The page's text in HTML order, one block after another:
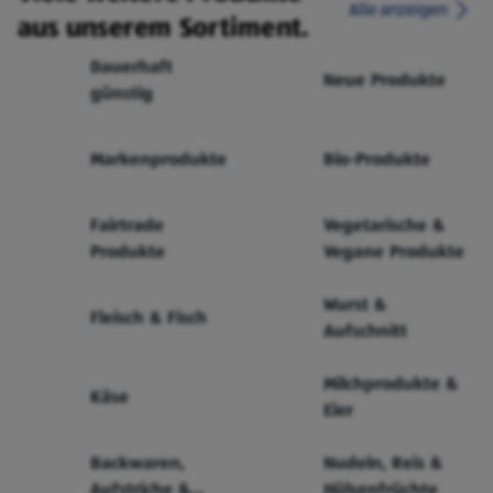
aus unserem Sortiment.
Alle anzeigen
Dauerhaft
günstig
Neue Produkte
Markenprodukte Bio-Produkte
Fairtrade
Produkte
Vegetarische &
Vegane Produkte
Fleisch & Fisch
Wurst &
Aufschnitt
Käse
Milchprodukte &
Eier
Backwaren,
Nudeln, Reis &